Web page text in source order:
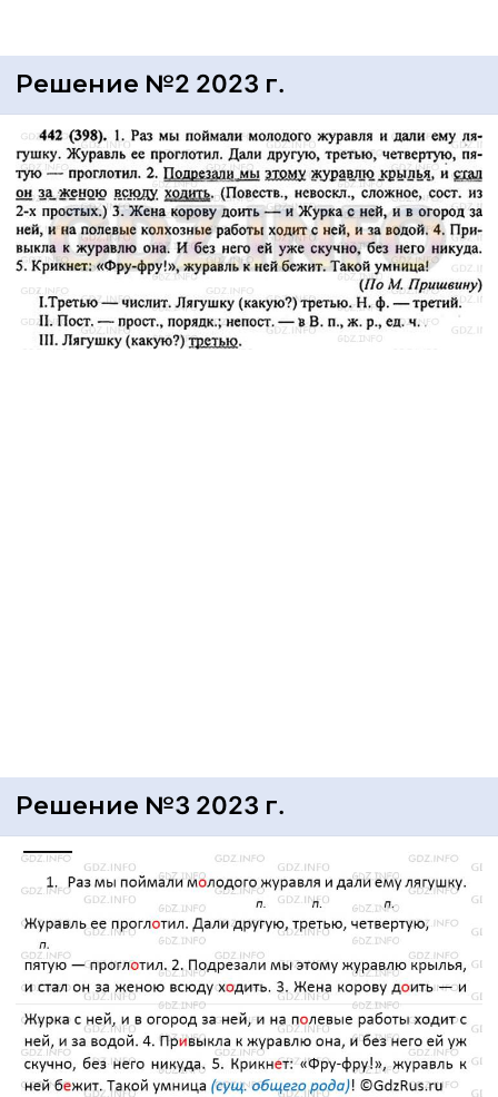
Решение №2 2023 г.
Решение №3 2023 г.